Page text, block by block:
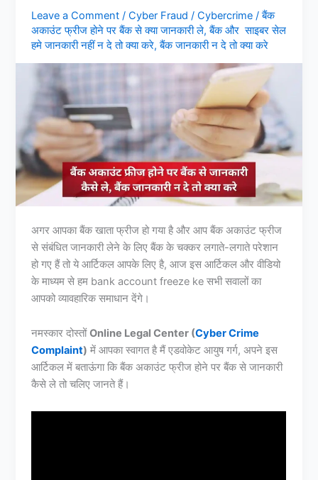
Leave a Comment /Cyber Fraud /Cybercrime/बैंक
अकाउंट फ्रीज होने पर बैंक से क्या जानकारी ले,बैंक और साइबर सेल
हमे जानकारी नहीं न दे तो क्या करे,बैंक जानकारी न दे तो क्या करे
अगर आपका बैंक खाता फ्रीज हो गया है और आप बैंक अकाउंट फ्रीज
से संबंधित जानकारी लेने के लिए बैंक के चक्कर लगाते-लगाते परेशान
हो गए हैं तो ये आर्टिकल आपके लिए है, आज इस आर्टिकल और वीडियो
के माध्यम से हम bank account freeze ke सभी सवालों का
आपको व्यावहारिक समाधान देंगे।
नमस्कार दोस्तोंOnline Legal Center (Cyber Crime
Complaint) में आपका स्वागत है मैं एडवोकेट आयुष गर्ग, अपने इस
आर्टिकल में बताऊंगा कि बैंक अकाउंट फ्रीज होने पर बैंक से जानकारी
कैसे ले तो चलिए जानते हैं।